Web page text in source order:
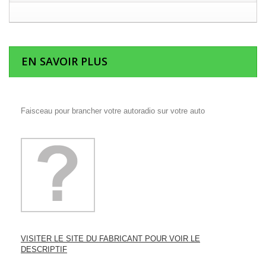
EN SAVOIR PLUS
Faisceau pour brancher votre autoradio sur votre auto
VISITER LE SITE DU FABRICANT POUR VOIR LE
DESCRIPTIF